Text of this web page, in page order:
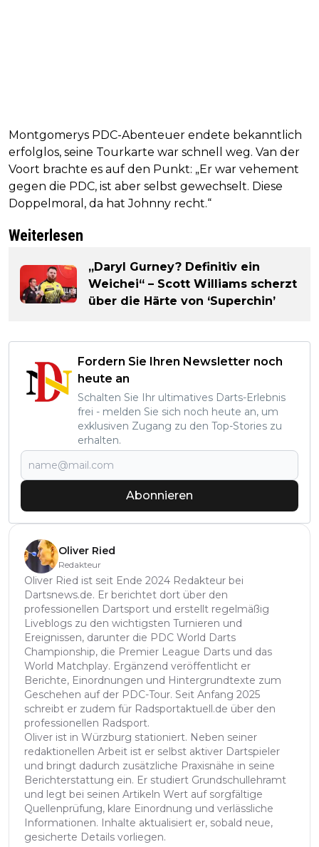
Montgomerys PDC-Abenteuer endete bekanntlich
erfolglos, seine Tourkarte war schnell weg. Van der
Voort brachte es auf den Punkt: „Er war vehement
gegen die PDC, ist aber selbst gewechselt. Diese
Doppelmoral, da hat Johnny recht.“
Weiterlesen
„Daryl Gurney? Definitiv ein
Weichei“ – Scott Williams scherzt
über die Härte von ‘Superchin’
Fordern Sie Ihren Newsletter noch
heute an
Schalten Sie Ihr ultimatives Darts-Erlebnis
frei - melden Sie sich noch heute an, um
exklusiven Zugang zu den Top-Stories zu
erhalten.
Abonnieren
Oliver Ried
Redakteur
Oliver Ried ist seit Ende 2024 Redakteur bei
Dartsnews.de. Er berichtet dort über den
professionellen Dartsport und erstellt regelmäßig
Liveblogs zu den wichtigsten Turnieren und
Ereignissen, darunter die PDC World Darts
Championship, die Premier League Darts und das
World Matchplay. Ergänzend veröffentlicht er
Berichte, Einordnungen und Hintergrundtexte zum
Geschehen auf der PDC-Tour. Seit Anfang 2025
schreibt er zudem für Radsportaktuell.de über den
professionellen Radsport.
Oliver ist in Würzburg stationiert. Neben seiner
redaktionellen Arbeit ist er selbst aktiver Dartspieler
und bringt dadurch zusätzliche Praxisnähe in seine
Berichterstattung ein. Er studiert Grundschullehramt
und legt bei seinen Artikeln Wert auf sorgfältige
Quellenprüfung, klare Einordnung und verlässliche
Informationen. Inhalte aktualisiert er, sobald neue,
gesicherte Details vorliegen.